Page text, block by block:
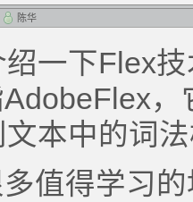
陈华
一下Flex
本中的词
值得学习